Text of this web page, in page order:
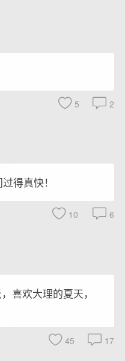
5 2
得真快！
10 6
喜欢大理的夏天，
45 17